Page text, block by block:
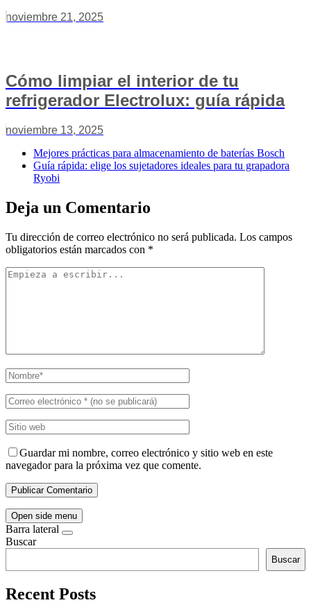
noviembre 21, 2025
Cómo limpiar el interior de tu
refrigerador Electrolux: guía rápida
noviembre 13, 2025
Mejores prácticas para almacenamiento de baterías Bosch
Guía rápida: elige los sujetadores ideales para tu grapadora
Ryobi
Deja un Comentario
Tu dirección de correo electrónico no será publicada. Los campos
obligatorios están marcados con *
Guardar mi nombre, correo electrónico y sitio web en este
navegador para la próxima vez que comente.
Open side menu
Barra lateral
Buscar
Buscar
Recent Posts